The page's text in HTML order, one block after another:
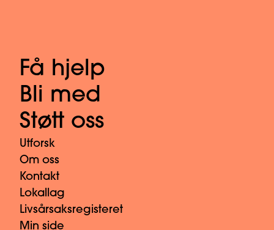
Få hjelp
Bli med
Støtt oss
Utforsk
Om oss
Kontakt
Lokallag
Livsårsaksregisteret
Min side